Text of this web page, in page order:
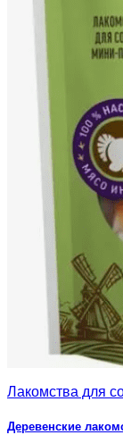
Лакомства для
Деревенские